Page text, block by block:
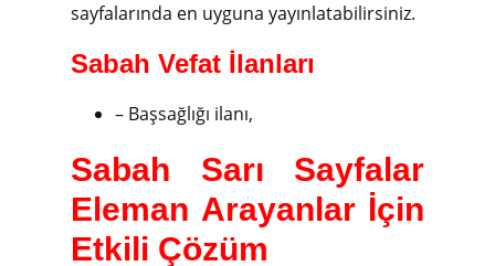
sayfalarında en uyguna yayınlatabilirsiniz.
Sabah Vefat İlanları
– Başsağlığı ilanı,
Sabah Sarı Sayfalar
Eleman Arayanlar İçin
Etkili Çözüm